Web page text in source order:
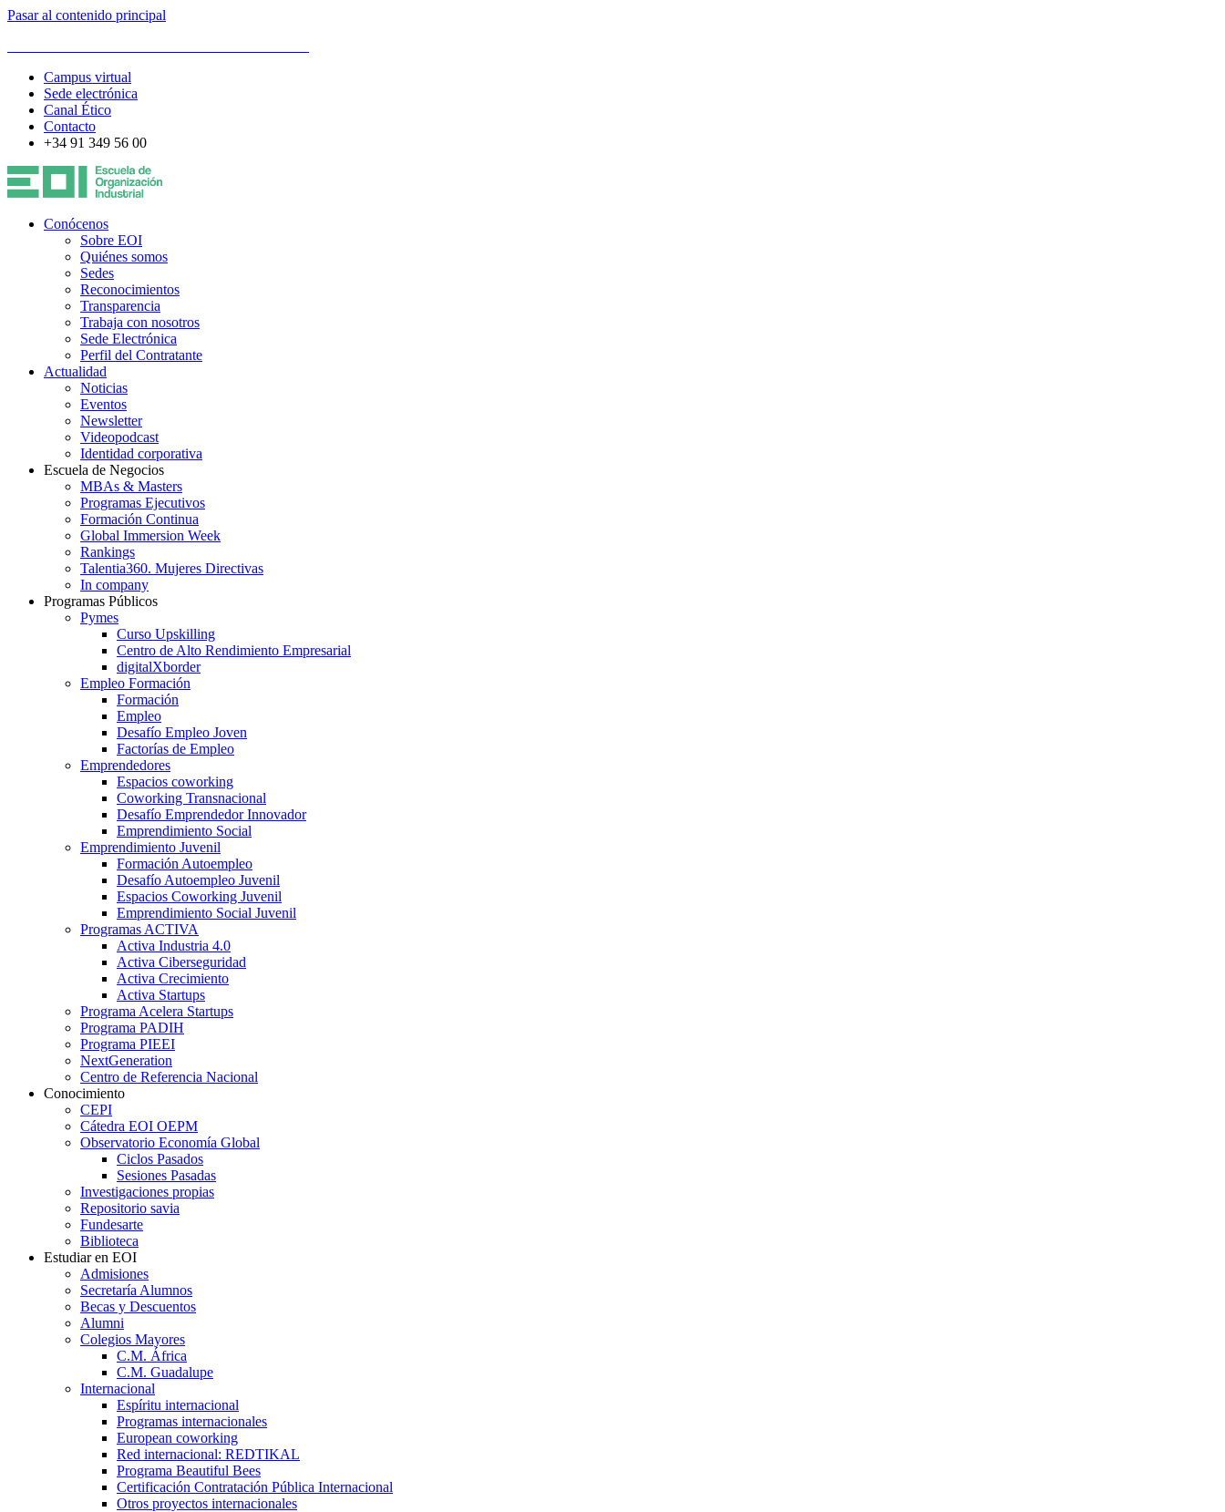
Pasar al contenido principal
Campus virtual
Sede electrónica
Canal Ético
Contacto
+34 91 349 56 00
Conócenos
Sobre EOI
Quiénes somos
Sedes
Reconocimientos
Transparencia
Trabaja con nosotros
Sede Electrónica
Perfil del Contratante
Actualidad
Noticias
Eventos
Newsletter
Videopodcast
Identidad corporativa
Escuela de Negocios
MBAs & Masters
Programas Ejecutivos
Formación Continua
Global Immersion Week
Rankings
Talentia360. Mujeres Directivas
In company
Programas Públicos
Pymes
Curso Upskilling
Centro de Alto Rendimiento Empresarial
digitalXborder
Empleo Formación
Formación
Empleo
Desafío Empleo Joven
Factorías de Empleo
Emprendedores
Espacios coworking
Coworking Transnacional
Desafío Emprendedor Innovador
Emprendimiento Social
Emprendimiento Juvenil
Formación Autoempleo
Desafío Autoempleo Juvenil
Espacios Coworking Juvenil
Emprendimiento Social Juvenil
Programas ACTIVA
Activa Industria 4.0
Activa Ciberseguridad
Activa Crecimiento
Activa Startups
Programa Acelera Startups
Programa PADIH
Programa PIEEI
NextGeneration
Centro de Referencia Nacional
Conocimiento
CEPI
Cátedra EOI OEPM
Observatorio Economía Global
Ciclos Pasados
Sesiones Pasadas
Investigaciones propias
Repositorio savia
Fundesarte
Biblioteca
Estudiar en EOI
Admisiones
Secretaría Alumnos
Becas y Descuentos
Alumni
Colegios Mayores
C.M. África
C.M. Guadalupe
Internacional
Espíritu internacional
Programas internacionales
European coworking
Red internacional: REDTIKAL
Programa Beautiful Bees
Certificación Contratación Pública Internacional
Otros proyectos internacionales